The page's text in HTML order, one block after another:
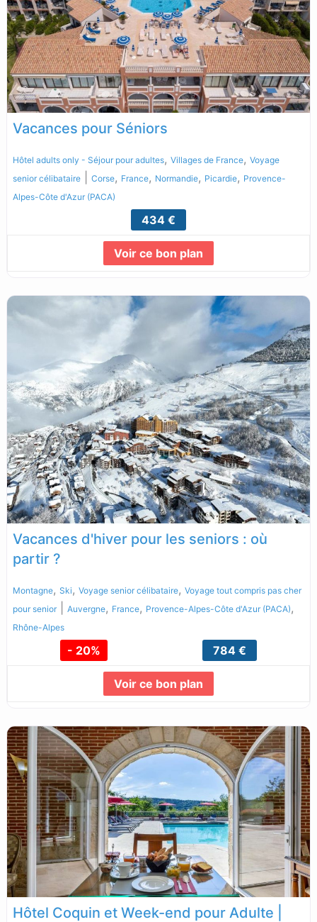
Vacances pour Séniors
Hôtel adults only - Séjour pour adultes, Villages de France, Voyage
senior célibataire| Corse, France, Normandie, Picardie, Provence-
Alpes-Côte d'Azur (PACA)
434 €
Voir ce bon plan
Lire la suite...
Vacances d'hiver pour les seniors : où
partir ?
Montagne, Ski , Voyage senior célibataire, Voyage tout compris pas cher
pour senior| Auvergne, France, Provence-Alpes-Côte d'Azur (PACA) ,
Rhône-Alpes
- 20% 784 €
Voir ce bon plan
Lire la suite...
Hôtel Coquin et Week-end pour Adulte |